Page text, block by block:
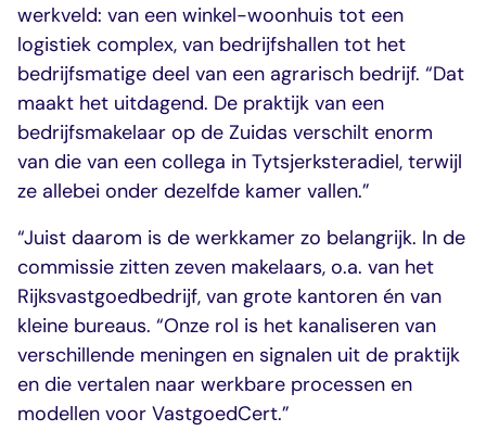
werkveld: van een winkel-woonhuis tot een
logistiek complex, van bedrijfshallen tot het
bedrijfsmatige deel van een agrarisch bedrijf. “Dat
maakt het uitdagend. De praktijk van een
bedrijfsmakelaar op de Zuidas verschilt enorm
van die van een collega in Tytsjerksteradiel, terwijl
ze allebei onder dezelfde kamer vallen.”
“Juist daarom is de werkkamer zo belangrijk. In de
commissie zitten zeven makelaars, o.a. van het
Rijksvastgoedbedrijf, van grote kantoren én van
kleine bureaus. “Onze rol is het kanaliseren van
verschillende meningen en signalen uit de praktijk
en die vertalen naar werkbare processen en
modellen voor VastgoedCert.”